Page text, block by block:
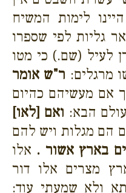
לימות המשיח
גליות לפי שספרו
לעיל (שם.) כי מטו
מרגלים: ר"ש אומר
אם מעשיהם כהיום
הבא: ואם [לאו]
הם מגלות ויש להם
בארץ אשור . אלו
מצרים אלו דור
ולא שמעתי עוד: